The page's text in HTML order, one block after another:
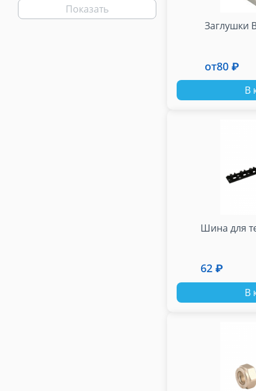
Показать
Заглушки
от80 ₽
В
Шина для
62 ₽
В